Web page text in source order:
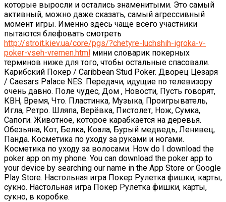
которые выросли и остались знаменитыми. Это самый
активный, можно даже сказать, самый агрессивный
момент игры. Именно здесь чаще всего участники
пытаются блефовать смотреть
http://stroit.kiev.ua/core/pgs/?chetyre-luchshih-igroka-v-
poker-vseh-vremen.html мини словарик покерных
терминов ниже для того, чтобы остальные спасовали.
Карибский Покер / Caribbean Stud Poker. Дворец Цезаря
/ Caesars Palace NES. Передачи, идущие по телевизору
очень давно. Поле чудес, Дом , Новости, Пусть говорят,
КВН, Время, Что. Пластинка, Музыка, Проигрыватель,
Игла, Ретро. Шляпа, Верёвка, Пистолет, Нож, Сумка,
Сапоги. Животное, которое карабкается на деревья.
Обезьяна, Кот, Белка, Коала, Бурый медведь, Ленивец,
Панда. Косметика по уходу за руками и ногами.
Косметика по уходу за волосами. How do I download the
poker app on my phone. You can download the poker app to
your device by searching our name in the App Store or Google
Play Store. Настольная игра Покер Рулетка фишки, карты,
сукно. Настольная игра Покер Рулетка фишки, карты,
сукно, в коробке.